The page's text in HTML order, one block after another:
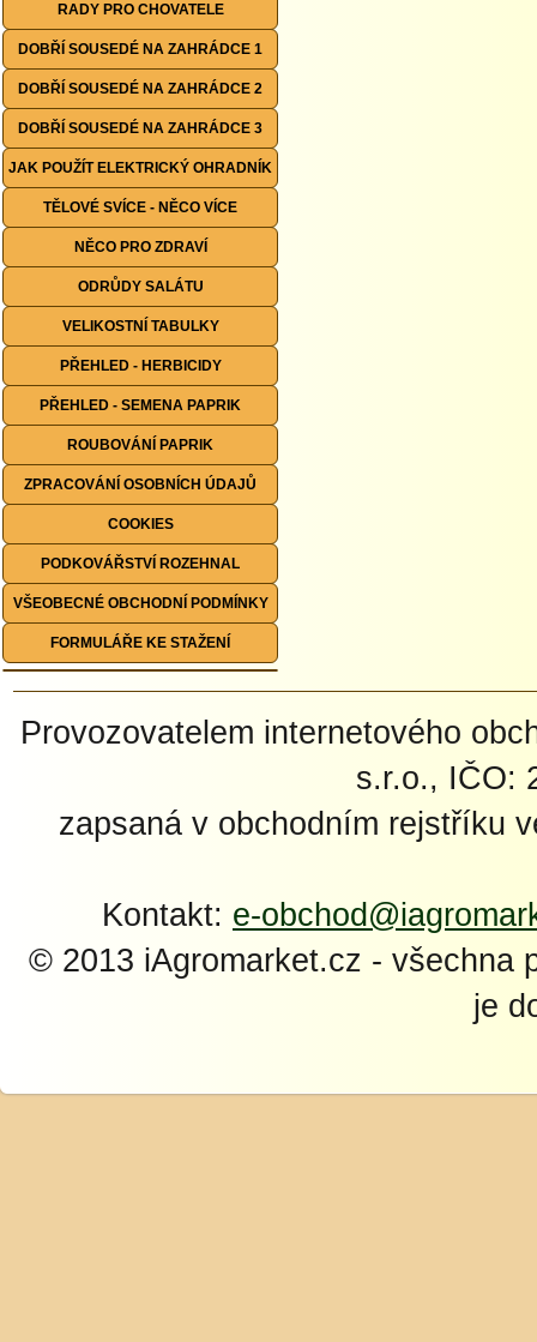
RADY PRO CHOVATELE
DOBŘÍ SOUSEDÉ NA ZAHRÁDCE 1
DOBŘÍ SOUSEDÉ NA ZAHRÁDCE 2
DOBŘÍ SOUSEDÉ NA ZAHRÁDCE 3
JAK POUŽÍT ELEKTRICKÝ OHRADNÍK
TĚLOVÉ SVÍCE - NĚCO VÍCE
NĚCO PRO ZDRAVÍ
ODRŮDY SALÁTU
VELIKOSTNÍ TABULKY
PŘEHLED - HERBICIDY
PŘEHLED - SEMENA PAPRIK
ROUBOVÁNÍ PAPRIK
ZPRACOVÁNÍ OSOBNÍCH ÚDAJŮ
COOKIES
PODKOVÁŘSTVÍ ROZEHNAL
VŠEOBECNÉ OBCHODNÍ PODMÍNKY
FORMULÁŘE KE STAŽENÍ
Provozovatelem internetového
s.r.o., IČO:
zapsaná v obchodním rejstříku
Kontakt: e-
© 2013 iAgromarket.cz - všechna
je